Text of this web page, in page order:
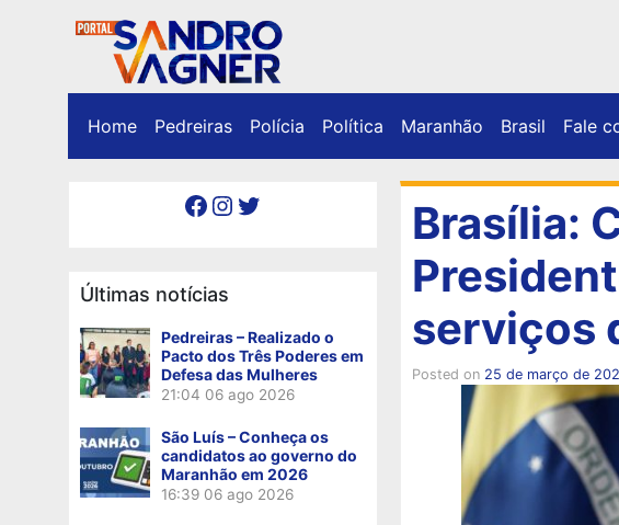
Home Pedreiras Polícia Política Maranhão Brasil Fale
Facebook Instagram Twitter
Últimas notícias
Pedreiras – Realizado o
Pacto dos Três Poderes em
Defesa das Mulheres
21:04 06 ago 2026
São Luís – Conheça os
candidatos ao governo do
Maranhão em 2026
16:39 06 ago 2026
Brasília:
serviços
Posted on 25 de março de